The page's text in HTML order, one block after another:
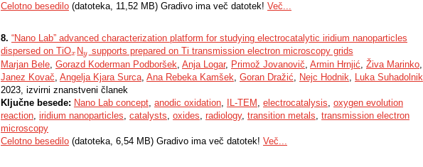
Celotno besedilo (datoteka, 11,52 MB) Gradivo ima več datotek! Več...
8. “Nano Lab” advanced characterization platform for studying electrocatalytic iridium nanoparticles
dispersed on TiOx
x Ny
y supports prepared on Ti transmission electron microscopy grids
Marjan Bele Gorazd Koderman Podboršek Anja Logar, Primož Jovanovič Armin Hrnjić Živa Marinko
Janez Kovač Angelja Kjara Surca Ana Rebeka Kamšek Goran Dražić Nejc Hodnik Luka Suhadolnik
2023, izvirni znanstveni članek
Ključne besede: Nano Lab concept anodic oxidation IL-TEM electrocatalysis oxygen evolution
reaction iridium nanoparticles catalysts oxides radiology, transition metals transmission electron
microscopy
Celotno besedilo (datoteka, 6,54 MB) Gradivo ima več datotek! Več...